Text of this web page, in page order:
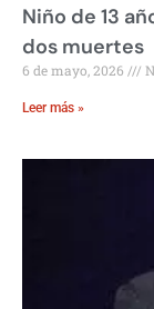
Niño de 13
dos muertes
6 de mayo, 2026
Leer más »